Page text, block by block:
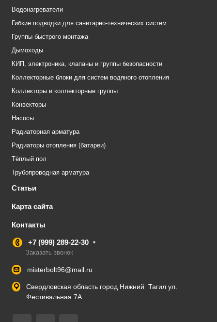
Водонагреватели
Гибкие подводки для санитарно-технических систем
Группы быстрого монтажа
Дымоходы
КИП, электроника, клапаны и группы безопасности
Коллекторные блоки для систем водяного отопления
Коллекторы и коллекторные группы
Конвекторы
Насосы
Радиаторная арматура
Радиаторы отопления (батареи)
Тёплый пол
Трубопроводная арматура
Статьи
Карта сайта
Контакты
+7 (999) 289-22-30
Заказать звонок
misterbolt96@mail.ru
Свердловская область город Нижний Тагил ул.
Фестивальная 7А